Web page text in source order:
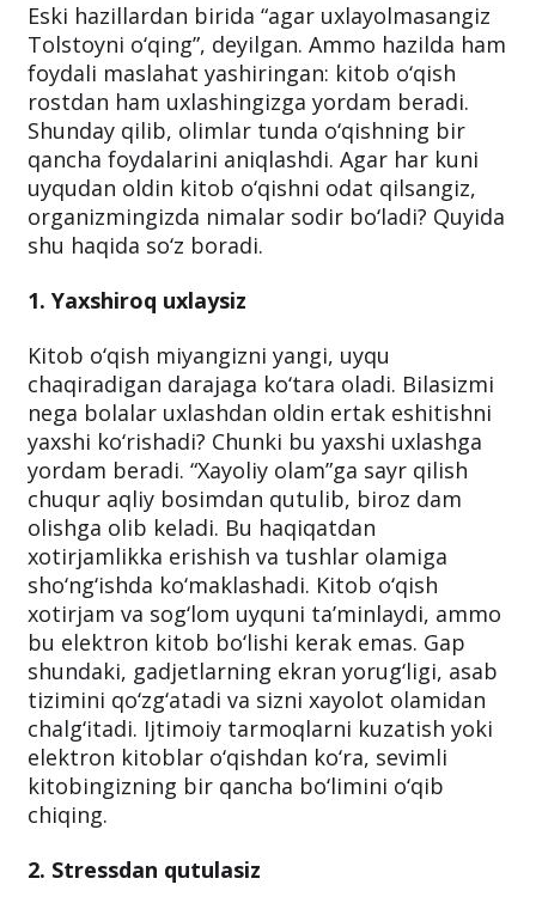
Eski hazillardan birida “agar uxlayolmasangiz
Tolstoyni o‘qing”, deyilgan. Ammo hazilda ham
foydali maslahat yashiringan: kitob o‘qish
rostdan ham uxlashingizga yordam beradi.
Shunday qilib, olimlar tunda o‘qishning bir
qancha foydalarini aniqlashdi. Agar har kuni
uyqudan oldin kitob o‘qishni odat qilsangiz,
organizmingizda nimalar sodir bo‘ladi? Quyida
shu haqida so‘z boradi.
1. Yaxshiroq uxlaysiz
Kitob o‘qish miyangizni yangi, uyqu
chaqiradigan darajaga ko‘tara oladi. Bilasizmi
nega bolalar uxlashdan oldin ertak eshitishni
yaxshi ko‘rishadi? Chunki bu yaxshi uxlashga
yordam beradi. “Xayoliy olam”ga sayr qilish
chuqur aqliy bosimdan qutulib, biroz dam
olishga olib keladi. Bu haqiqatdan
xotirjamlikka erishish va tushlar olamiga
sho‘ng‘ishda ko‘maklashadi. Kitob o‘qish
xotirjam va sog‘lom uyquni ta’minlaydi, ammo
bu elektron kitob bo‘lishi kerak emas. Gap
shundaki, gadjetlarning ekran yorug‘ligi, asab
tizimini qo‘zg‘atadi va sizni xayolot olamidan
chalg‘itadi. Ijtimoiy tarmoqlarni kuzatish yoki
elektron kitoblar o‘qishdan ko‘ra, sevimli
kitobingizning bir qancha bo‘limini o‘qib
chiqing.
2. Stressdan qutulasiz